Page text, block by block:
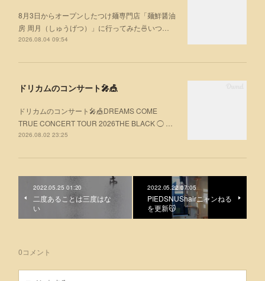
8月3日からオープンしたつけ麺専門店「麺鮮醤油
房 周月（しゅうげつ）」⁡に行ってみた🍜いつ…
2026.08.04 09:54
ドリカムのコンサート🎤🎪
ドリカムのコンサート🎤🎪DREAMS COME
TRUE CONCERT TOUR 2026THE BLACK ◯ …
2026.08.02 23:25
2022.05.25 01:20
二度あることは三度はな
い
2022.05.22 07:05
PIEDSNUShairニャンねる
を更新😽
0コメント